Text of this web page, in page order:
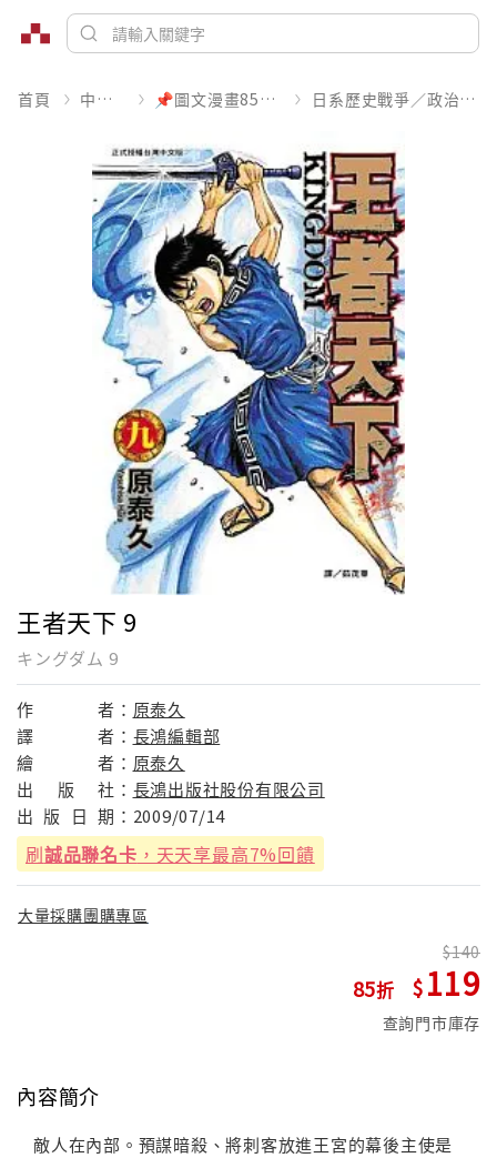
首頁 中文書 📌圖文漫畫85折起 日系歷史戰爭／政治宗教
王者天下 9
キングダム 9
作 者： 原泰久
譯
者： 長鴻編輯部
繪
者： 原泰久
出
版 社： 長鴻出版社股份有限公司
出 版 日 期： 2009/07/14
刷誠品聯名卡 ，天天享最高7%回饋
大量採購團購專區
85
140
119
查詢門市庫存
內容簡介
敵人在內部。預謀暗殺、將刺客放進王宮的幕後主使是